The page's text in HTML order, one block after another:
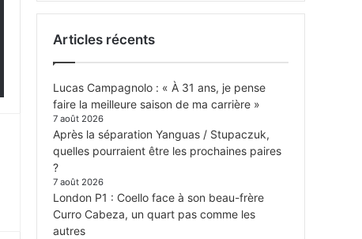
Articles récents
Lucas Campagnolo : « À 31 ans, je pense
faire la meilleure saison de ma carrière »
7 août 2026
Après la séparation Yanguas / Stupaczuk,
quelles pourraient être les prochaines paires
?
7 août 2026
London P1 : Coello face à son beau-frère
Curro Cabeza, un quart pas comme les
autres